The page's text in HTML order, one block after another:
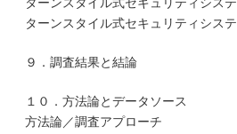
ターンスタイル式セキュリティシス
９．調査結果と結論
１０．方法論とデータソース
方法論／調査アプローチ